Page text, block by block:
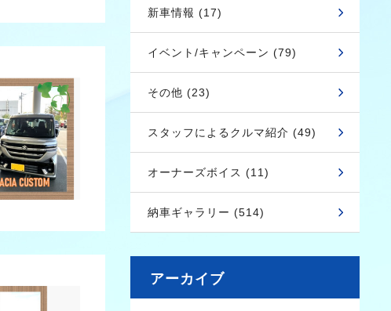
新車情報 (17)
イベント/キャンペーン (79)
その他 (23)
スタッフによるクルマ紹介 (49)
オーナーズボイス (11)
納車ギャラリー (514)
アーカイブ